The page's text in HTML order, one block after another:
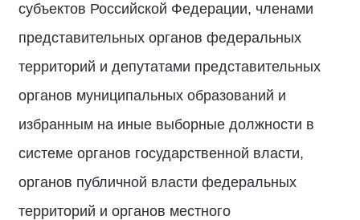
субъектов Российской Федерации, членами
представительных органов федеральных
территорий и депутатами представительных
органов муниципальных образований и
избранным на иные выборные должности в
системе органов государственной власти,
органов публичной власти федеральных
территорий и органов местного